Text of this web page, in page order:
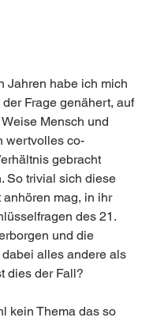
Jahren habe ich mich
Frage genähert, auf
Mensch und
wertvolles co-
gebracht
So trivial sich diese
anhören mag, in ihr
des 21.
und die
alles andere als
dies der Fall?
kein Thema das so